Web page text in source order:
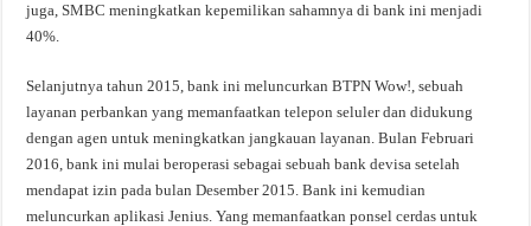
juga, SMBC meningkatkan kepemilikan sahamnya di bank ini menjadi
40%.
Selanjutnya tahun 2015, bank ini meluncurkan BTPN Wow!, sebuah
layanan perbankan yang memanfaatkan telepon seluler dan didukung
dengan agen untuk meningkatkan jangkauan layanan. Bulan Februari
2016, bank ini mulai beroperasi sebagai sebuah bank devisa setelah
mendapat izin pada bulan Desember 2015. Bank ini kemudian
meluncurkan aplikasi Jenius. Yang memanfaatkan ponsel cerdas untuk